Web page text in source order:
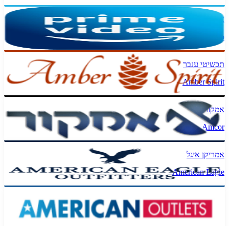
אמזון פריים וידאו
Amazon Prime Video
תכשיטי ענבר
Amber Spirit
אמקור
Amcor
אמריקן איגל
American Eagle
אמריקן אאוטלט
AmericanOutlets